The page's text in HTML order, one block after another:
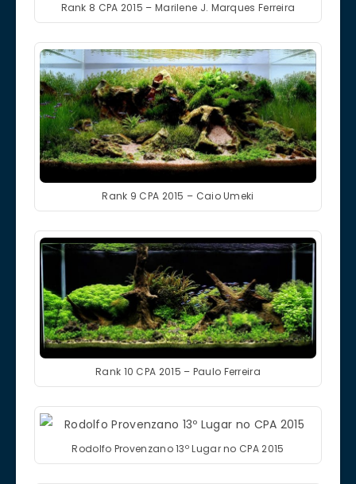
Rank 8 CPA 2015 – Marilene J. Marques Ferreira
Rank 9 CPA 2015 – Caio Umeki
Rank 10 CPA 2015 – Paulo Ferreira
Rodolfo Provenzano 13º Lugar no CPA 2015